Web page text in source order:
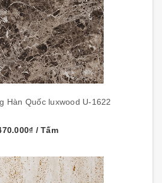
Hàn Quốc luxwood U-1622
/ Tấm